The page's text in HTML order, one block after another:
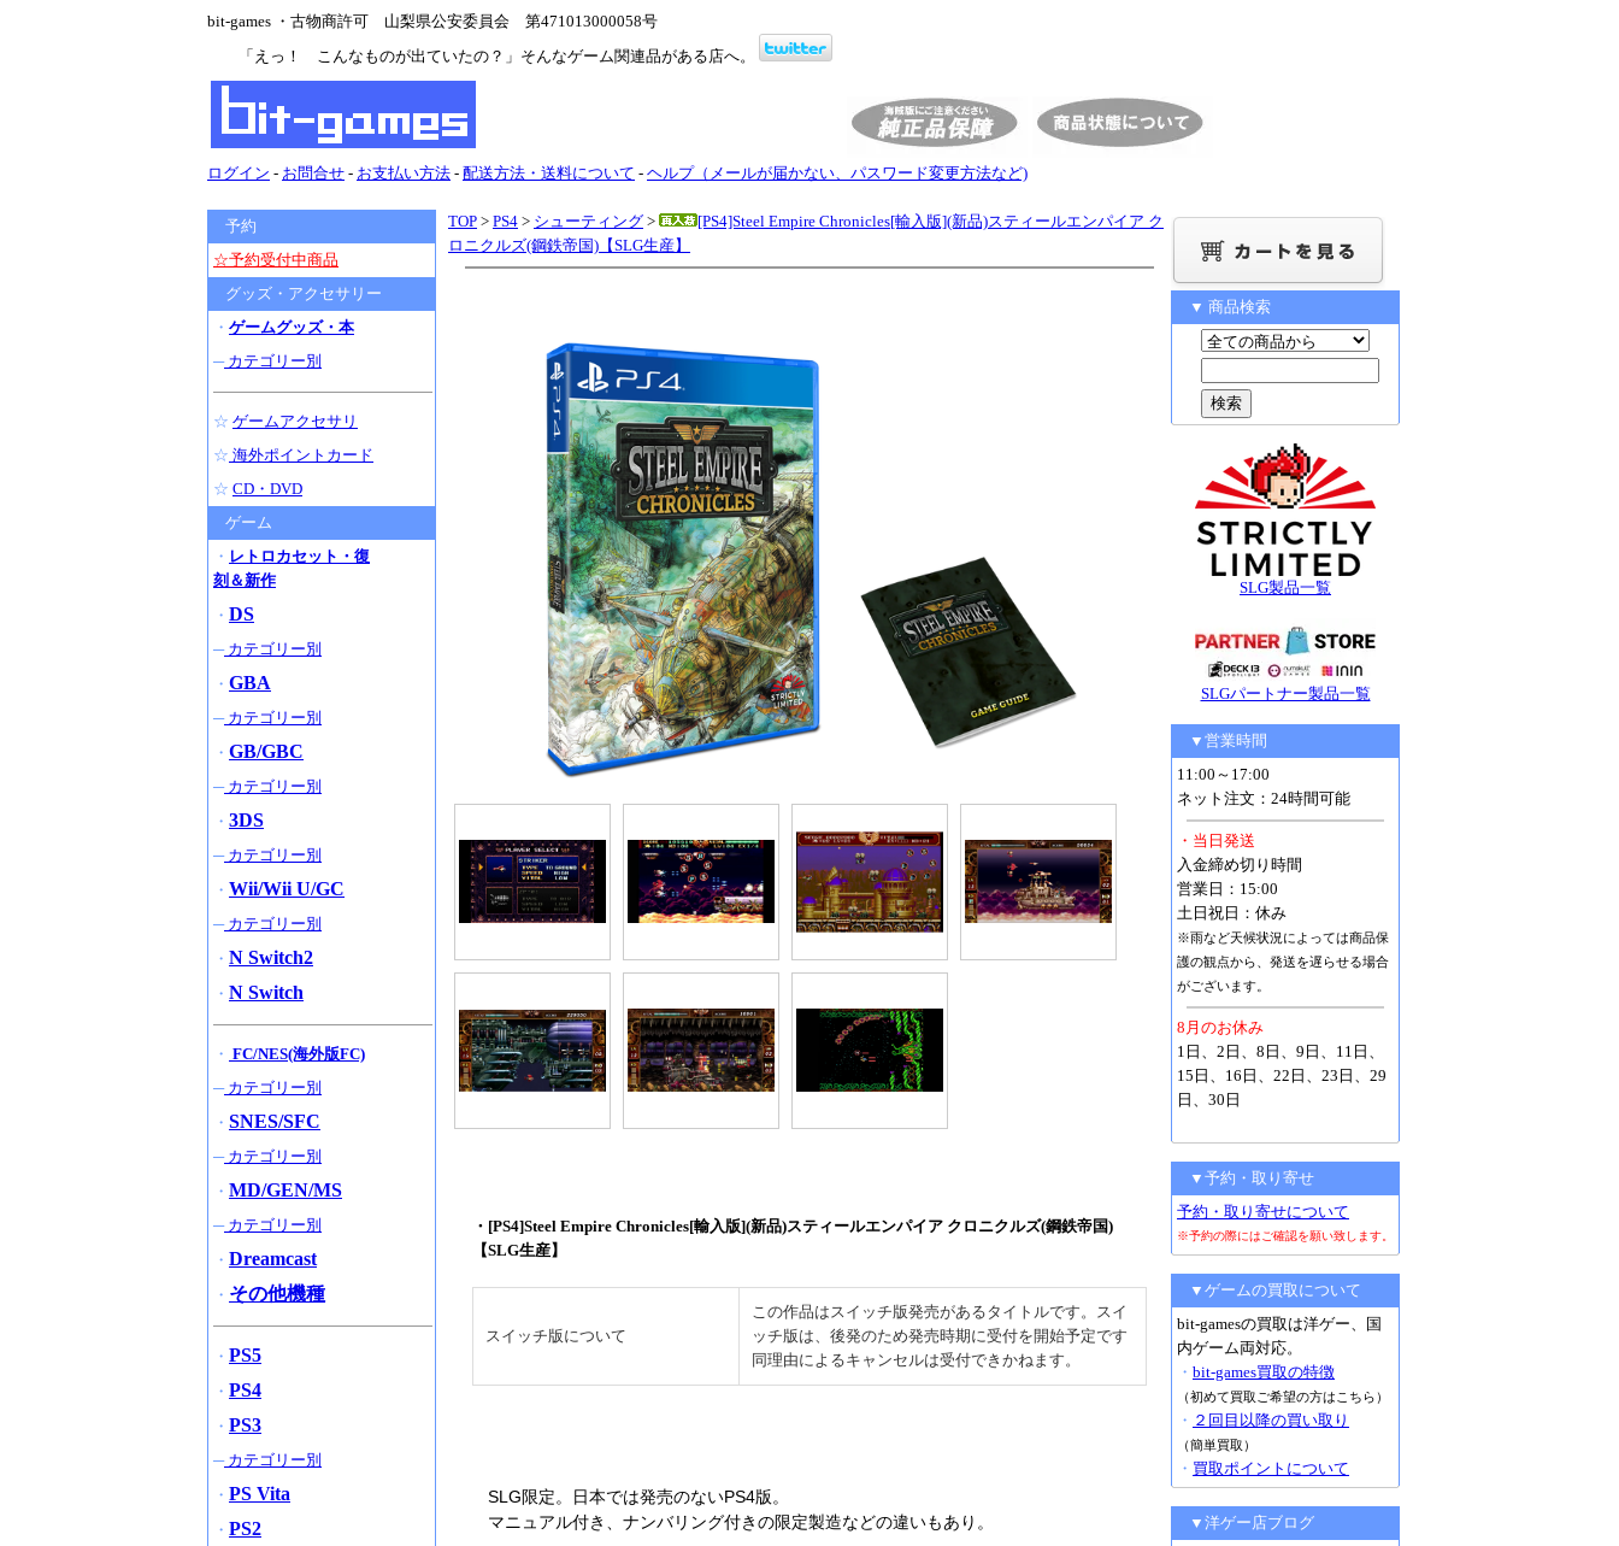
bit-games ・古物商許可 山梨県公安委員会 第471013000058号
「えっ！ こんなものが出ていたの？」そんなゲーム関連品がある店へ。
ログイン - お問合せ - お支払い方法 - 配送方法・送料について - ヘルプ（メールが届かない、パスワード変更方法など)
TOP > PS4 > シューティング >
[PS4]Steel Empire Chronicles[輸入版](新品)スティールエンパイア ク
ロニクルズ(鋼鉄帝国)【SLG生産】
・[PS4]Steel Empire Chronicles[輸入版](新品)スティールエンパイア クロニクルズ(鋼鉄帝国)
【SLG生産】
スイッチ版について
この作品はスイッチ版発売があるタイトルです。スイ
ッチ版は、後発のため発売時期に受付を開始予定です
同理由によるキャンセルは受付できかねます。
SLG限定。日本では発売のないPS4版。
マニュアル付き、ナンバリング付きの限定製造などの違いもあり。
予約
☆予約受付中商品
グッズ・アクセサリー
・ ゲームグッズ・本
─カテゴリー別
☆ ゲームアクセサリ
☆ 海外ポイントカード
☆ CD・DVD
ゲーム
・ レトロカセット・復
刻＆新作
・ DS
─カテゴリー別
・ GBA
─カテゴリー別
・ GB/GBC
─カテゴリー別
・ 3DS
─カテゴリー別
・ Wii/Wii U/GC
─カテゴリー別
・ N Switch2
・ N Switch
・ FC/NES(海外版FC)
─カテゴリー別
・ SNES/SFC
─カテゴリー別
・ MD/GEN/MS
─カテゴリー別
・ Dreamcast
・ その他機種
・ PS5
・ PS4
・ PS3
─カテゴリー別
・ PS Vita
・ PS2
▼ 商品検索
SLG製品一覧
SLGパートナー製品一覧
▼営業時間
11:00～17:00
ネット注文：24時間可能
・当日発送
入金締め切り時間
営業日：15:00
土日祝日：休み
※雨など天候状況によっては商品保
護の観点から、発送を遅らせる場合
がございます。
8月のお休み
1日、2日、8日、9日、11日、
15日、16日、22日、23日、29
日、30日
▼予約・取り寄せ
予約・取り寄せについて
※予約の際にはご確認を願い致します。
▼ゲームの買取について
bit-gamesの買取は洋ゲー、国
内ゲーム両対応。
・ bit-games買取の特徴
（初めて買取ご希望の方はこちら）
・ ２回目以降の買い取り
（簡単買取）
・ 買取ポイントについて
▼洋ゲー店ブログ